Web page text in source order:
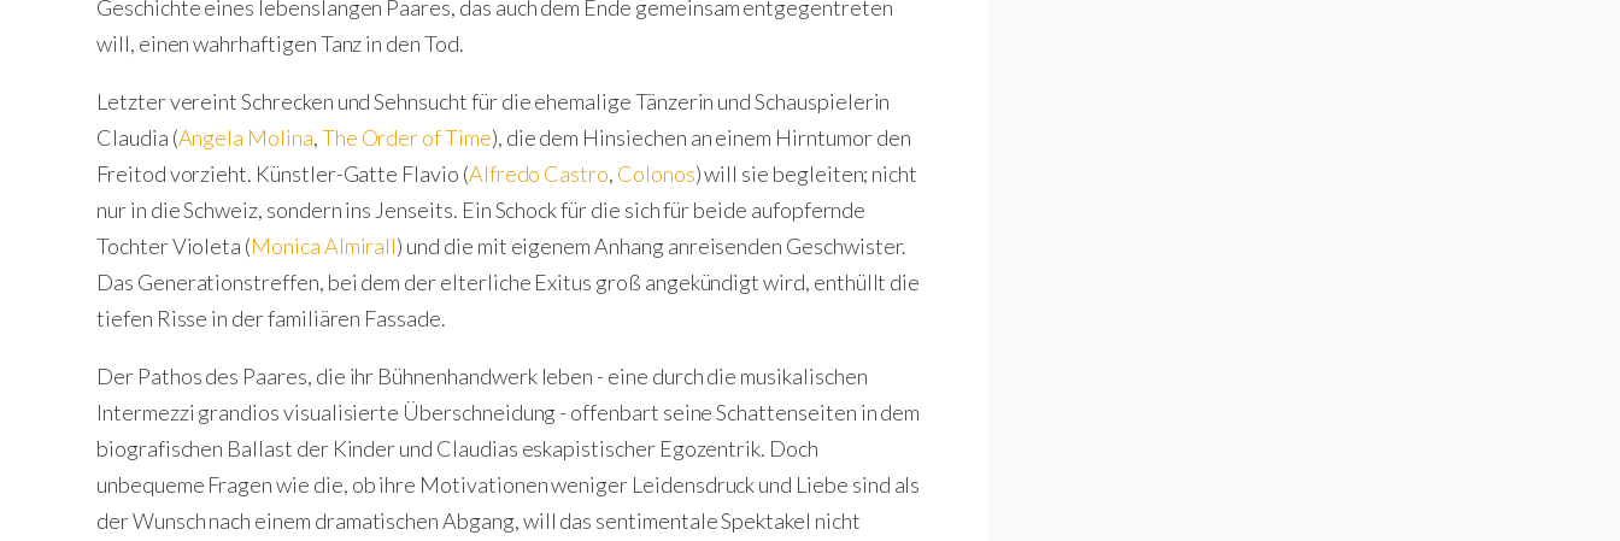
Geschichte eines lebenslangen Paares, das auch dem Ende gemeinsam entgegentreten
will, einen wahrhaftigen Tanz in den Tod.
Letzter vereint Schrecken und Sehnsucht für die ehemalige Tänzerin und Schauspielerin
Claudia (Angela Molina,The Order of Time), die dem Hinsiechen an einem Hirntumor den
Freitod vorzieht. Künstler-Gatte Flavio (Alfredo Castro, Colonos) will sie begleiten; nicht
nur in die Schweiz, sondern ins Jenseits. Ein Schock für die sich für beide aufopfernde
Tochter Violeta (Monica Almirall) und die mit eigenem Anhang anreisenden Geschwister.
Das Generationstreffen, bei dem der elterliche Exitus groß angekündigt wird, enthüllt die
tiefen Risse in der familiären Fassade.
Der Pathos des Paares, die ihr Bühnenhandwerk leben - eine durch die musikalischen
Intermezzi grandios visualisierte Überschneidung - offenbart seine Schattenseiten in dem
biografischen Ballast der Kinder und Claudias eskapistischer Egozentrik. Doch
unbequeme Fragen wie die, ob ihre Motivationen weniger Leidensdruck und Liebe sind als
der Wunsch nach einem dramatischen Abgang, will das sentimentale Spektakel nicht